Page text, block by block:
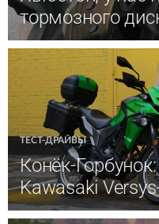
тормозного
ТЕСТ-ДРАЙВЫ
Конёк-Горбунок:
Kawasaki